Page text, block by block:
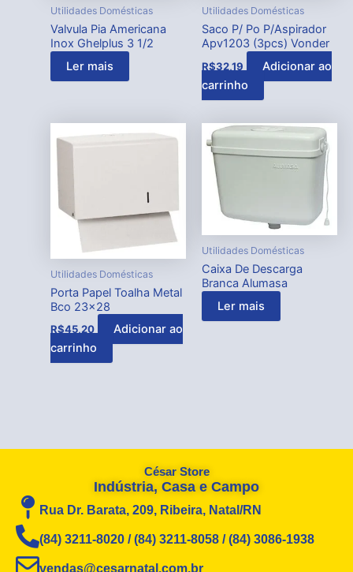
Utilidades Domésticas
Valvula Pia Americana
Inox Ghelplus 3 1/2
Ler mais
Utilidades Domésticas
Saco P/ Po P/Aspirador
Apv1203 (3pcs) Vonder
R$32,19
Adicionar ao
carrinho
Utilidades Domésticas
Porta Papel Toalha Metal
Bco 23×28
R$45,20
Adicionar ao
carrinho
Utilidades Domésticas
Caixa De Descarga
Branca Alumasa
Ler mais
César Store
Indústria, Casa e Campo
Rua Dr. Barata, 209, Ribeira, Natal/RN
(84) 3211-8020 / (84) 3211-8058 / (84) 3086-1938
vendas@cesarnatal.com.br